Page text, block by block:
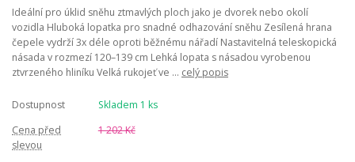
Ideální pro úklid sněhu ztmavlých ploch jako je dvorek nebo okolí
vozidla Hluboká lopatka pro snadné odhazování sněhu Zesílená hrana
čepele vydrží 3x déle oproti běžnému nářadí Nastavitelná teleskopická
násada v rozmezí 120–139 cm Lehká lopata s násadou vyrobenou
ztvrzeného hliníku Velká rukojeť ve ... celý popis
Dostupnost
Skladem 1 ks
Cena před
slevou
1 202 Kč